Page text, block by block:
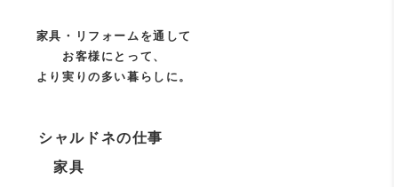
家具・リフォームを通して
お客様にとって、
より実りの多い暮らしに。
シャルドネの仕事
家具